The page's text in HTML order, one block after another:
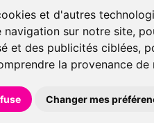
et d'autres
sur notre site,
et des publicités ciblées,
la provenance de
Changer mes
orthopédiques,
en pharmacie,